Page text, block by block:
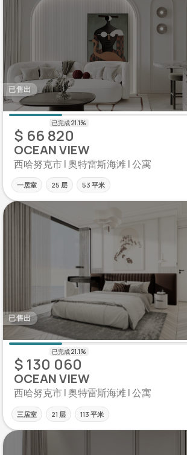
已售出
$ 66 820
OCEAN VIEW
西哈努克市 | 奥特雷斯海滩 | 公寓
一居室 25 层 53 平米
已售出
$ 130 060
OCEAN VIEW
西哈努克市 | 奥特雷斯海滩 | 公寓
三居室 21 层 113 平米